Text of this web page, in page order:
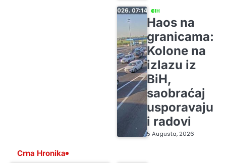
BIH
Haos na
granicama:
Kolone na
izlazu iz
BiH,
saobraćaj
usporavaju
i radovi
5 Augusta, 2026
Crna Hronika